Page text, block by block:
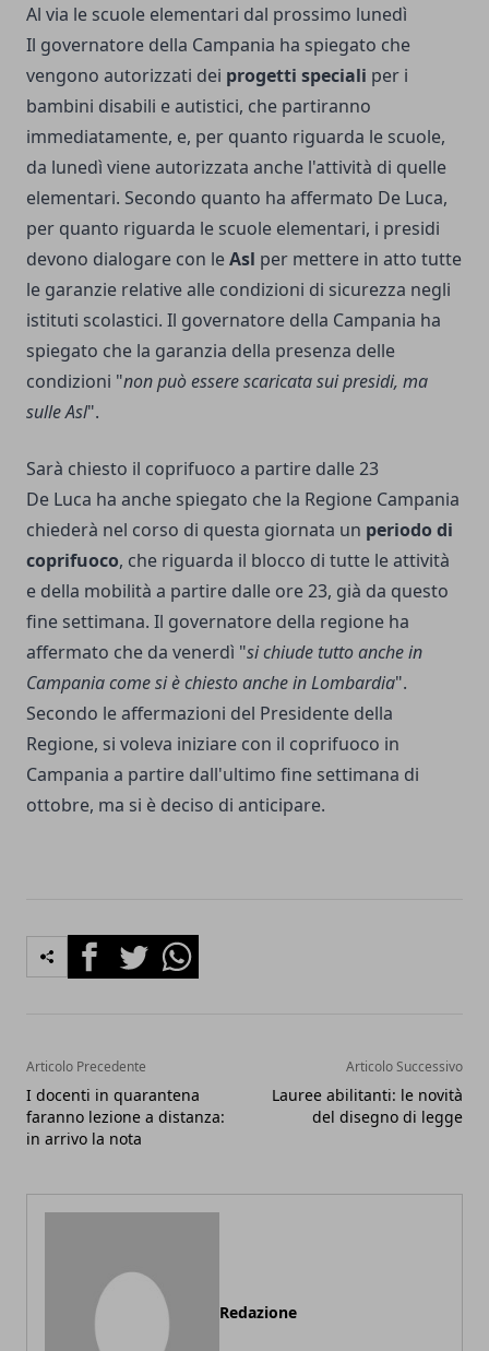
Al via le scuole elementari dal prossimo lunedì
Il governatore della Campania ha spiegato che
vengono autorizzati dei progetti speciali per i
bambini disabili e autistici, che partiranno
immediatamente, e, per quanto riguarda le scuole,
da lunedì viene autorizzata anche l'attività di quelle
elementari. Secondo quanto ha affermato De Luca,
per quanto riguarda le scuole elementari, i presidi
devono dialogare con leAsl per mettere in atto tutte
le garanzie relative alle condizioni di sicurezza negli
istituti scolastici. Il governatore della Campania ha
spiegato che la garanzia della presenza delle
condizioni "non può essere scaricata sui presidi, ma
sulle Asl".
Sarà chiesto il coprifuoco a partire dalle 23
De Luca ha anche spiegato che la Regione Campania
chiederà nel corso di questa giornata un periodo di
coprifuoco, che riguarda il blocco di tutte le attività
e della mobilità a partire dalle ore 23, già da questo
fine settimana. Il governatore della regione ha
affermato che da venerdì "si chiude tutto anche in
Campania come si è chiesto anche in Lombardia".
Secondo le affermazioni del Presidente della
Regione, si voleva iniziare con il coprifuoco in
Campania a partire dall'ultimo fine settimana di
ottobre, ma si è deciso di anticipare.
FacebookTwitterWhatsapp
Articolo Precedente
I docenti in quarantena
faranno lezione a distanza:
in arrivo la nota
Articolo Successivo
Lauree abilitanti: le novità
del disegno di legge
Redazione